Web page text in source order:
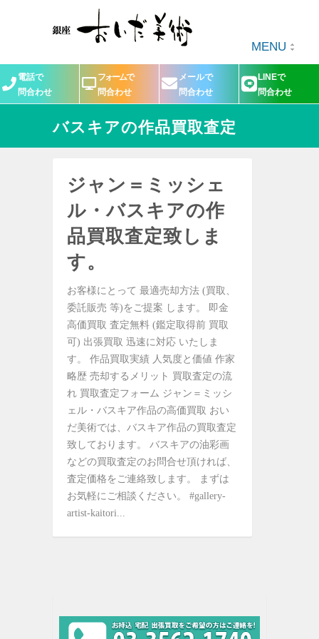
MENU
電話で
問合わせ
フォームで
問合わせ
メールで
問合わせ
LINEで
問合わせ
バスキアの作品買取査定
ジャン＝ミッシェ
ル・バスキアの作
品買取査定致しま
す。
お客様にとって 最適売却方法 (買取、
委託販売 等)をご提案 します。 即金
高価買取 査定無料 (鑑定取得前 買取
可) 出張買取 迅速に対応 いたしま
す。 作品買取実績 人気度と価値 作家
略歴 売却するメリット 買取査定の流
れ 買取査定フォーム ジャン＝ミッシ
ェル・バスキア作品の高価買取 おい
だ美術では、バスキア作品の買取査定
致しております。 バスキアの油彩画
などの買取査定のお問合せ頂ければ、
査定価格をご連絡致します。 まずは
お気軽にご相談ください。 #gallery-
artist-kaitori...